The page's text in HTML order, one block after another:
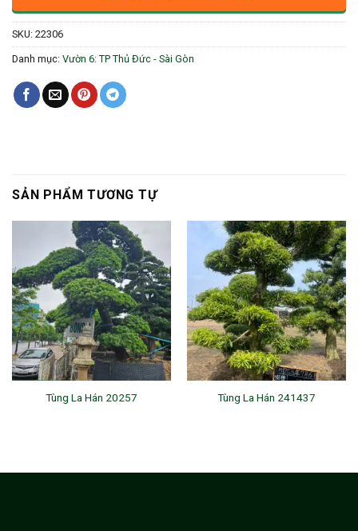
SKU: 22306
Danh mục: Vườn 6: TP Thủ Đức - Sài Gòn
SẢN PHẨM TƯƠNG TỰ
Tùng La Hán 20257 Tùng La Hán 241437